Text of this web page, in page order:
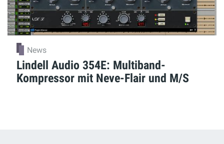
News
Lindell Audio 354E: Multiband-
Kompressor mit Neve-Flair und M/S